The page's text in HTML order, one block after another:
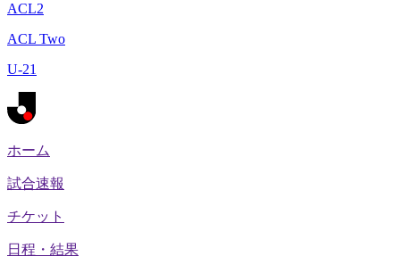
ACL2
ACL Two
U-21
ホーム
試合速報
チケット
日程・結果